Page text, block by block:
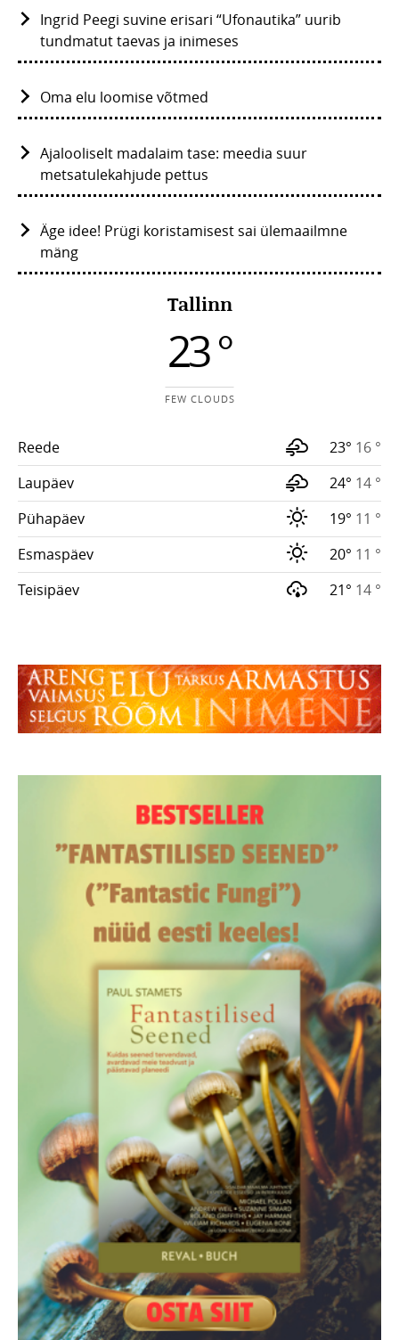
Ingrid Peegi suvine erisari “Ufonautika” uurib
tundmatut taevas ja inimeses
Oma elu loomise võtmed
Ajalooliselt madalaim tase: meedia suur
metsatulekahjude pettus
Äge idee! Prügi koristamisest sai ülemaailmne
mäng
Tallinn
23 °
FEW CLOUDS
Reede 23° 16 °
Laupäev
24° 14 °
Pühapäev
19° 11 °
Esmaspäev
20° 11 °
Teisipäev
21° 14 °